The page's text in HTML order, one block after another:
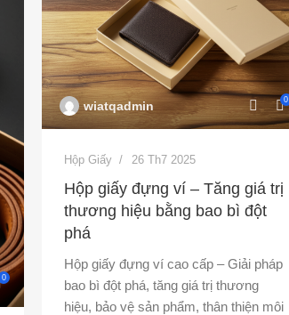
0
wiatqadmin 0
Hộp Giấy 26 Th7 2025
Hộp giấy đựng ví – Tăng giá trị
thương hiệu bằng bao bì đột
phá
Hộp giấy đựng ví cao cấp – Giải pháp
bao bì đột phá, tăng giá trị thương
hiệu, bảo vệ sản phẩm, thân thiện môi